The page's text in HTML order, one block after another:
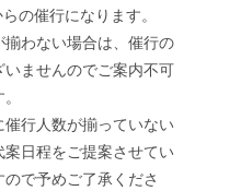
の催行になります。
揃わない場合は、催行の
いませんのでご案内不可
催行人数が揃っていない
案日程をご提案させてい
ので予めご了承くださ